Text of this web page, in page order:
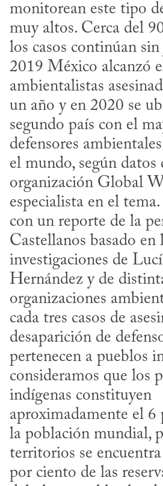
monitorean este tipo
muy altos. Cerca del
los casos continúan
2019 México alcanzó
ambientalistas
un año y en 2020 se
segundo país con el
defensores
el mundo, según datos
organización Global
especialista en el
con un reporte de la
Castellanos basado en
investigaciones de
Hernández y de
organizaciones
cada tres casos de
desaparición de
pertenecen a pueblos
consideramos que los
indígenas constituyen
aproximadamente el 6
la población mundial,
territorios se
por ciento de las